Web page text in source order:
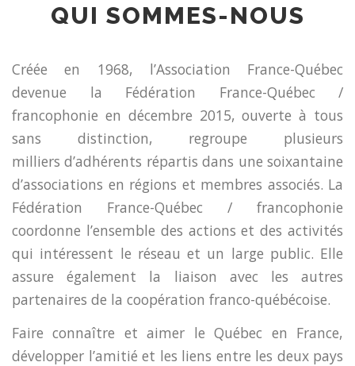
QUI SOMMES-NOUS
Créée en 1968, l’Association France-Québec
devenue la Fédération France-Québec /
francophonie en décembre 2015, ouverte à tous
sans distinction, regroupe plusieurs
milliers d’adhérents répartis dans une soixantaine
d’associations en régions et membres associés. La
Fédération France-Québec / francophonie
coordonne l’ensemble des actions et des activités
qui intéressent le réseau et un large public. Elle
assure également la liaison avec les autres
partenaires de la coopération franco-québécoise.
Faire connaître et aimer le Québec en France,
développer l’amitié et les liens entre les deux pays